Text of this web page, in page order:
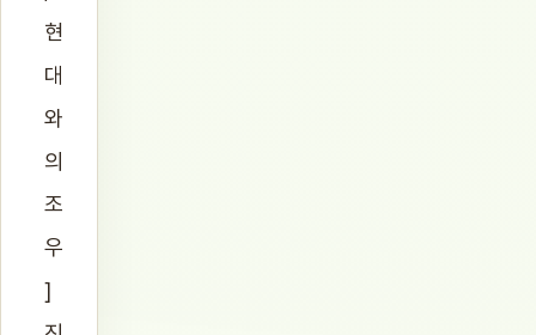
현
대
와
의
조
우
]